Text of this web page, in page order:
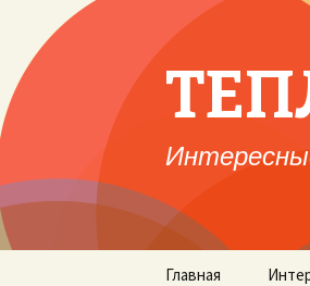
Перейти
Главная